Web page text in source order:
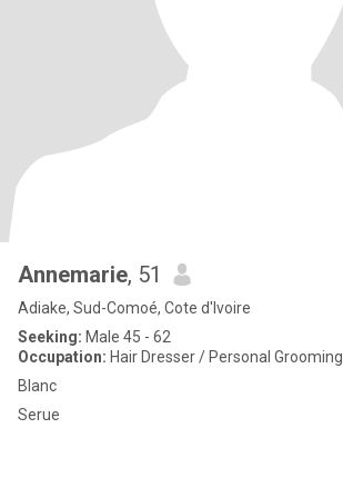
Annemarie, 51
Adiake, Sud-Comoé, Cote d'Ivoire
Seeking: Male 45 - 62
Occupation: Hair Dresser / Personal Grooming
Blanc
Serue